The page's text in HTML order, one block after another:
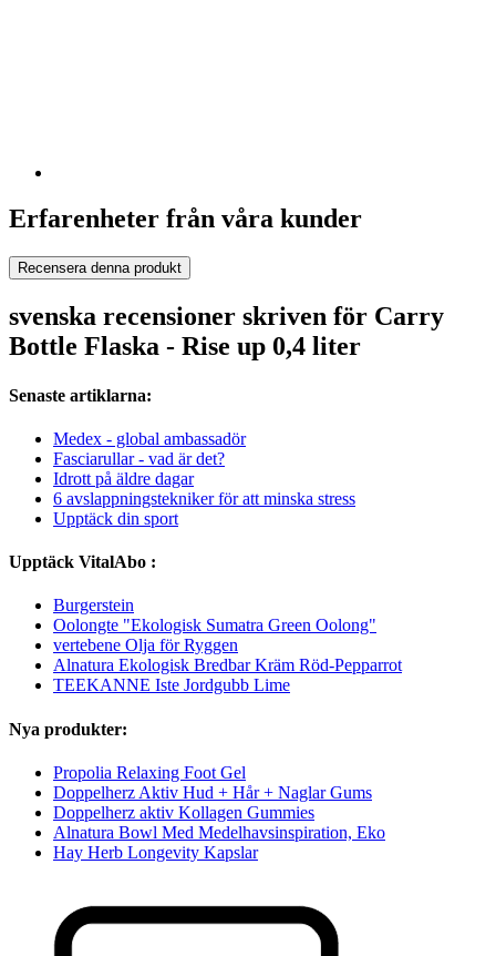
Erfarenheter från våra kunder
Recensera denna produkt
svenska recensioner skriven för Carry
Bottle Flaska - Rise up 0,4 liter
Senaste artiklarna:
Medex - global ambassadör
Fasciarullar - vad är det?
Idrott på äldre dagar
6 avslappningstekniker för att minska stress
Upptäck din sport
Upptäck VitalAbo :
Burgerstein
Oolongte "Ekologisk Sumatra Green Oolong"
vertebene Olja för Ryggen
Alnatura Ekologisk Bredbar Kräm Röd-Pepparrot
TEEKANNE Iste Jordgubb Lime
Nya produkter:
Propolia Relaxing Foot Gel
Doppelherz Aktiv Hud + Hår + Naglar Gums
Doppelherz aktiv Kollagen Gummies
Alnatura Bowl Med Medelhavsinspiration, Eko
Hay Herb Longevity Kapslar